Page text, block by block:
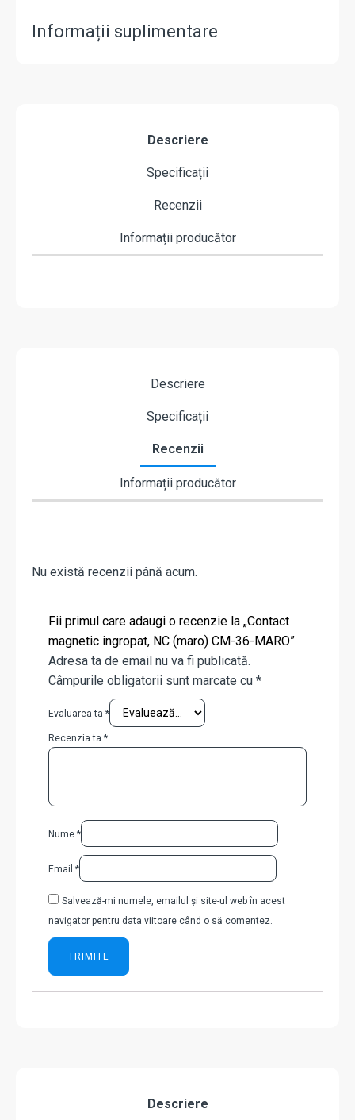
Informații suplimentare
Descriere
Specificații
Recenzii
Informații producător
Descriere
Specificații
Recenzii
Informații producător
Nu există recenzii până acum.
Fii primul care adaugi o recenzie la „Contact
magnetic ingropat, NC (maro) CM-36-MARO”
Adresa ta de email nu va fi publicată.
Câmpurile obligatorii sunt marcate cu *
Evaluarea ta *
Recenzia ta *
Nume *
Email *
Salvează-mi numele, emailul și site-ul web în acest
navigator pentru data viitoare când o să comentez.
Descriere